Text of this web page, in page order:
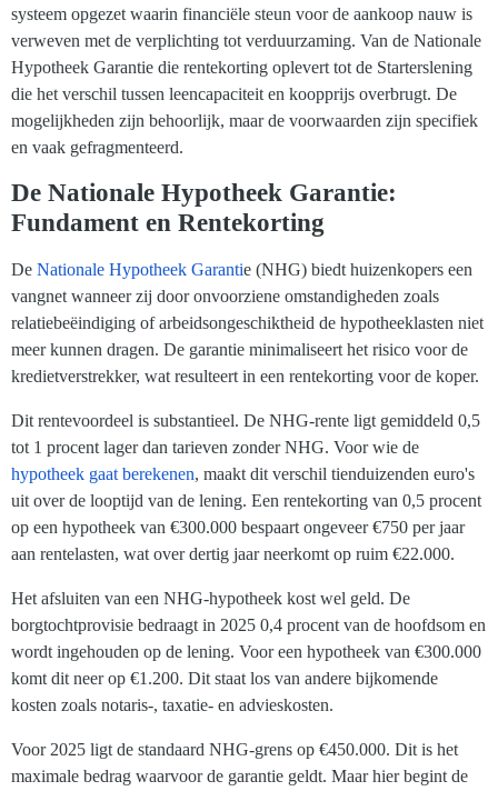
systeem opgezet waarin financiële steun voor de aankoop nauw is
verweven met de verplichting tot verduurzaming. Van de Nationale
Hypotheek Garantie die rentekorting oplevert tot de Starterslening
die het verschil tussen leencapaciteit en koopprijs overbrugt. De
mogelijkheden zijn behoorlijk, maar de voorwaarden zijn specifiek
en vaak gefragmenteerd.
De Nationale Hypotheek Garantie:
Fundament en Rentekorting
De Nationale Hypotheek Garantie (NHG) biedt huizenkopers een
vangnet wanneer zij door onvoorziene omstandigheden zoals
relatiebeëindiging of arbeidsongeschiktheid de hypotheeklasten niet
meer kunnen dragen. De garantie minimaliseert het risico voor de
kredietverstrekker, wat resulteert in een rentekorting voor de koper.
Dit rentevoordeel is substantieel. De NHG-rente ligt gemiddeld 0,5
tot 1 procent lager dan tarieven zonder NHG. Voor wie de
hypotheek gaat berekenen, maakt dit verschil tienduizenden euro's
uit over de looptijd van de lening. Een rentekorting van 0,5 procent
op een hypotheek van €300.000 bespaart ongeveer €750 per jaar
aan rentelasten, wat over dertig jaar neerkomt op ruim €22.000.
Het afsluiten van een NHG-hypotheek kost wel geld. De
borgtochtprovisie bedraagt in 2025 0,4 procent van de hoofdsom en
wordt ingehouden op de lening. Voor een hypotheek van €300.000
komt dit neer op €1.200. Dit staat los van andere bijkomende
kosten zoals notaris-, taxatie- en advieskosten.
Voor 2025 ligt de standaard NHG-grens op €450.000. Dit is het
maximale bedrag waarvoor de garantie geldt. Maar hier begint de